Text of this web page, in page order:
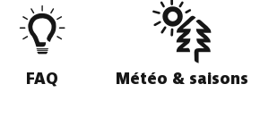
FAQ Météo & saisons